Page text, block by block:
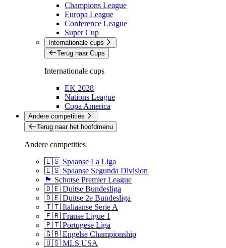
Champions League
Europa League
Conference League
Super Cup
Internationale cups
Terug naar Cups
Internationale cups
EK 2028
Nations League
Copa America
Andere competities
Terug naar het hoofdmenu
Andere competities
🇪🇸 Spaanse La Liga
🇪🇸 Spaanse Segunda Division
🏴󠁧󠁢󠁳󠁣󠁴󠁿 Schotse Premier League
🇩🇪 Duitse Bundesliga
🇩🇪 Duitse 2e Bundesliga
🇮🇹 Italiaanse Serie A
🇫🇷 Franse Ligue 1
🇵🇹 Portugese Liga
🇬🇧 Engelse Championship
🇺🇸 MLS USA